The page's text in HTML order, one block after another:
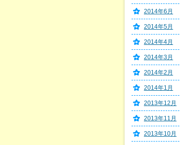
2014年6月
2014年5月
2014年4月
2014年3月
2014年2月
2014年1月
2013年12月
2013年11月
2013年10月